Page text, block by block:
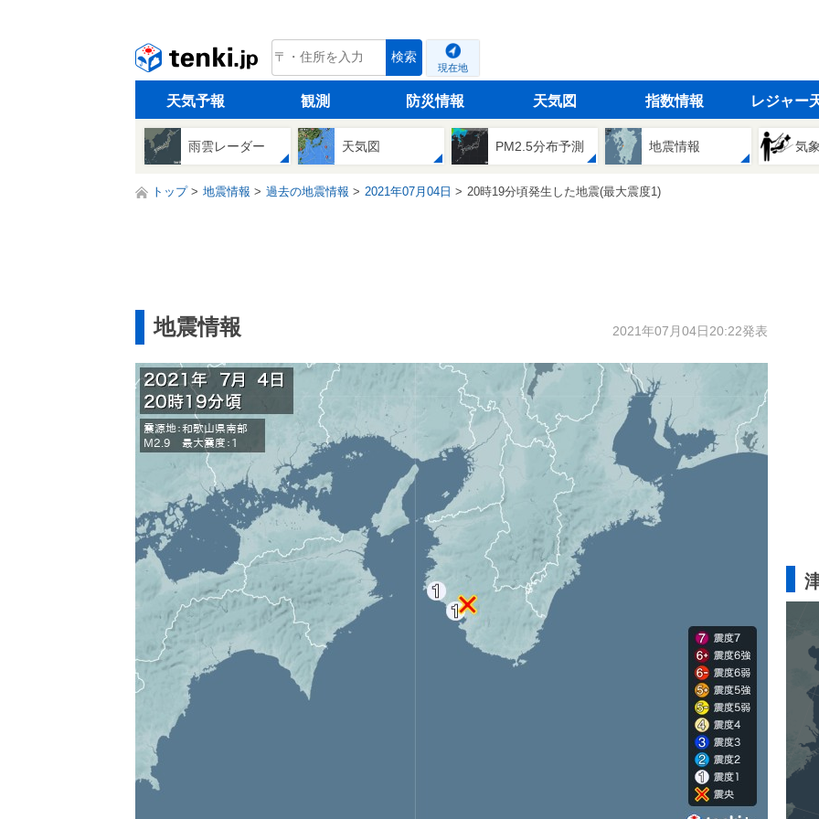
tenki.jp 検索
現在地
天気予報 観測 防災情報 天気図 指数情報 レジャー
雨雲レーダー 天気図 PM2.5分布予測 地震情報 気
トップ 地震情報 過去の地震情報 2021年07月04日 20時19分頃発生した地震(最大震度1)
地震情報 2021年07月04日20:22発表